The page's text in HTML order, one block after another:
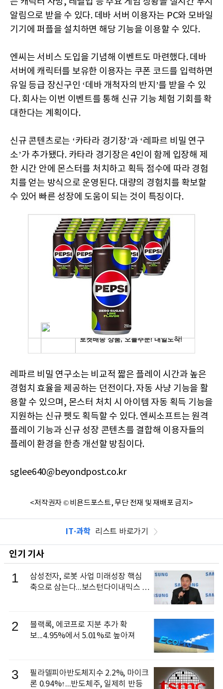
알림으로 받을 수 있다. 데바 서버 이용자는 PC와 모바일
기기에 퍼플을 설치하면 해당 기능을 이용할 수 있다.
엔씨는 서비스 도입을 기념해 이벤트도 마련했다. 데바
서버에 캐릭터를 보유한 이용자는 쿠폰 코드를 입력하면
유일 등급 장신구인 ‘데바 개척자의 반지’를 받을 수 있
다. 회사는 이번 이벤트를 통해 신규 기능 체험 기회를 확
대한다는 계획이다.
신규 콘텐츠로는 ‘카타라 경기장’과 ‘레파르 비밀 연구
소’가 추가됐다. 카타라 경기장은 4인이 함께 입장해 제
한 시간 안에 몬스터를 처치하고 획득 점수에 따라 경험
치를 얻는 방식으로 운영된다. 대량의 경험치를 확보할
수 있어 빠른 성장에 도움이 되는 것이 특징이다.
레파르 비밀 연구소는 비교적 짧은 플레이 시간과 높은
경험치 효율을 제공하는 던전이다. 자동 사냥 기능을 활
용할 수 있으며, 몬스터 처치 시 아이템 자동 획득 기능을
지원하는 신규 펫도 획득할 수 있다. 엔씨소프트는 원격
플레이 기능과 신규 성장 콘텐츠를 결합해 이용자들의
플레이 환경을 한층 개선할 방침이다.
sglee640@beyondpost.co.kr
<저작권자 © 비욘드포스트, 무단 전재 및 재배포 금지>
IT·과학 리스트 바로가기
인기 기사
1
삼성전자, 로봇 사업 미래성장 핵심
축으로 삼는다...보스턴다이내믹스 출
2
블랙록, 에코프로 지분 추가 확
보...4.95%에서 5.01%로 높아져
3
필라델피아반도체지수 2.2%, 마이크
론 0.94%↑...반도체주, 일제히 반등